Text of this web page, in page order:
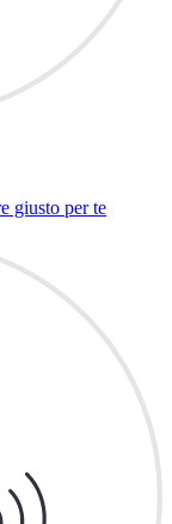
giusto per te